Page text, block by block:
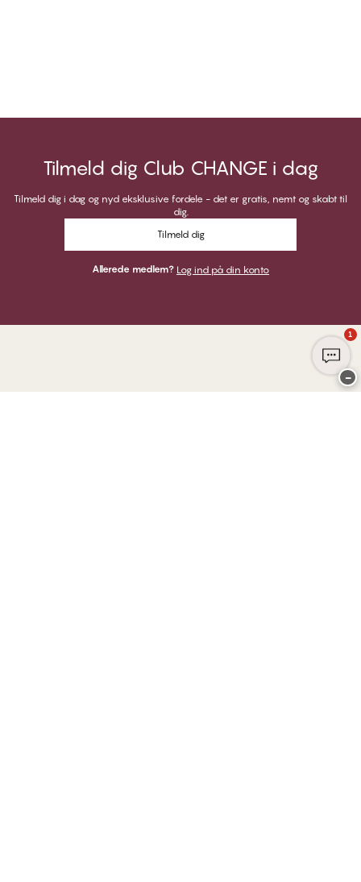
Tilmeld dig Club CHANGE i dag
Tilmeld dig i dag og nyd eksklusive fordele - det er gratis, nemt og skabt til
dig.
Tilmeld dig
Allerede medlem? Log ind på din konto
1
−